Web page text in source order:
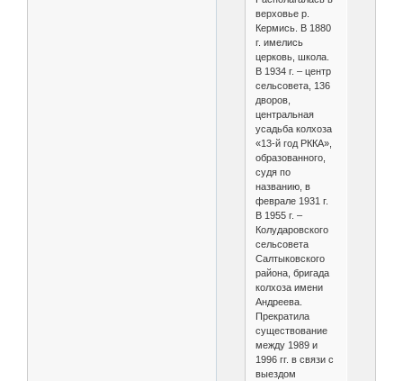
верховье р.
Кермись. В 1880
г. имелись
церковь, школа.
В 1934 г. – центр
сельсовета, 136
дворов,
центральная
усадьба колхоза
«13-й год РККА»,
образованного,
судя по
названию, в
феврале 1931 г.
В 1955 г. –
Колударовского
сельсовета
Салтыковского
района, бригада
колхоза имени
Андреева.
Прекратила
существование
между 1989 и
1996 гг. в связи с
выездом